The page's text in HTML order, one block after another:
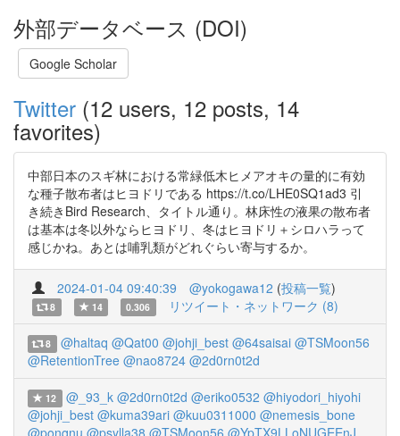
外部データベース (DOI)
Google Scholar
Twitter (12 users, 12 posts, 14
favorites)
中部日本のスギ林における常緑低木ヒメアオキの量的に有効
な種子散布者はヒヨドリである https://t.co/LHE0SQ1ad3 引
き続きBird Research、タイトル通り。林床性の液果の散布者
は基本は冬以外ならヒヨドリ、冬はヒヨドリ＋シロハラって
感じかね。あとは哺乳類がどれぐらい寄与するか。
2024-01-04 09:40:39 @yokogawa12 (投稿一覧)
8 14 0.306 リツイート・ネットワーク (8)
8 @haltaq @Qat00 @johji_best @64saisai @TSMoon56
@RetentionTree @nao8724 @2d0rn0t2d
12 @_93_k @2d0rn0t2d @eriko0532 @hiyodori_hiyohi
@johji_best @kuma39ari @kuu0311000 @nemesis_bone
@ponqnu @psylla38 @TSMoon56 @YpTX9LLoNUGEEnJ